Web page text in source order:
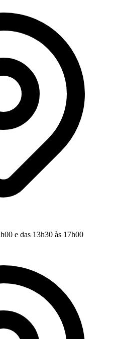
e das 13h30 às 17h00